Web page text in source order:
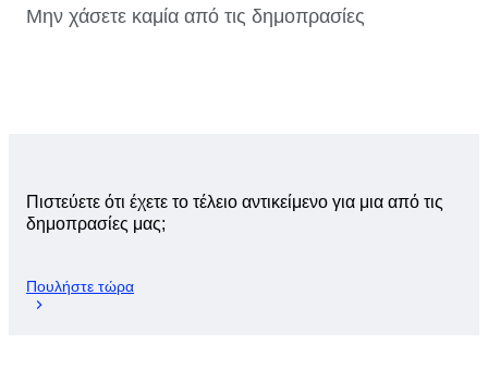
Μην χάσετε καμία από τις δημοπρασίες
Πιστεύετε ότι έχετε το τέλειο αντικείμενο για μια από τις
δημοπρασίες μας;
Πουλήστε τώρα